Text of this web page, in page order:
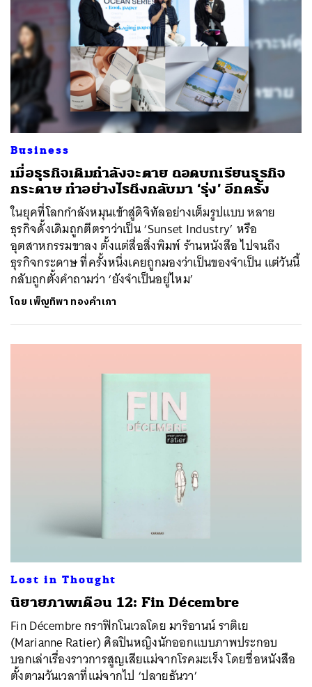
Business
เมื่อธุรกิจเดิมกำลังจะตาย ถอดบทเรียนธุรกิจ
กระดาษ ทำอย่างไรถึงกลับมา ‘รุ่ง’ อีกครั้ง
ในยุคที่โลกกำลังหมุนเข้าสู่ดิจิทัลอย่างเต็มรูปแบบ หลาย
ธุรกิจดั้งเดิมถูกตีตราว่าเป็น ‘Sunset Industry’ หรือ
อุตสาหกรรมขาลง ตั้งแต่สื่อสิ่งพิมพ์ ร้านหนังสือ ไปจนถึง
ธุรกิจกระดาษ ที่ครั้งหนึ่งเคยถูกมองว่าเป็นของจำเป็น แต่วันนี้
กลับถูกตั้งคำถามว่า ‘ยังจำเป็นอยู่ไหม’
โดย เพ็ญทิพา ทองคำเภา
Lost in Thought
นิยายภาพเดือน 12: Fin Décembre
Fin Décembre กราฟิกโนเวลโดย มาริอานน์ ราติเย
(Marianne Ratier) ศิลปินหญิงนักออกแบบภาพประกอบ
บอกเล่าเรื่องราวการสูญเสียแม่จากโรคมะเร็ง โดยชื่อหนังสือ
ตั้งตามวันเวลาที่แม่จากไป ‘ปลายธันวา’